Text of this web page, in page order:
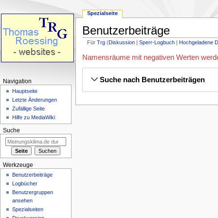
Benutzerbeiträge
FürTrg Diskussion Sperr-Logbuch Hochgeladene
Zur
Zur
Namensräume mit negativen Werten
Suche nach Benutzerbeiträgen
Spezialseite
Navigation
Hauptseite
Letzte Änderungen
Zufällige Seite
Hilfe zu MediaWiki
Suche
Werkzeuge
Benutzerbeiträge
Logbücher
Benutzergruppen
ansehen
Spezialseiten